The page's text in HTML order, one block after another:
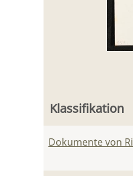
Klassifikation
Dokumente von